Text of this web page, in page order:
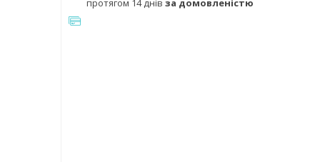
протягом 14 днів за домовленістю